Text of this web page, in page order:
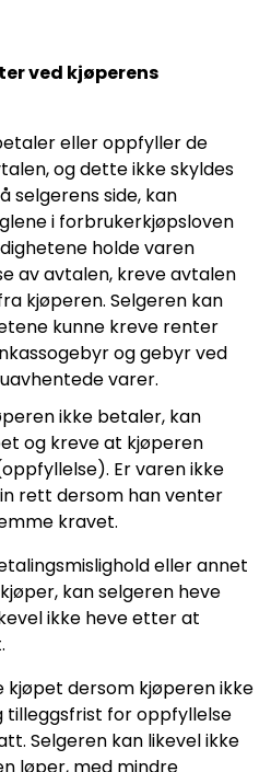
ved kjøperens
eller oppfyller de
og dette ikke skyldes
selgerens side, kan
i forbrukerkjøpsloven
holde varen
av avtalen, kreve avtalen
kjøperen. Selgeren kan
kunne kreve renter
og gebyr ved
varer.
ikke betaler, kan
og kreve at kjøperen
Er varen ikke
rett dersom han venter
kravet.
eller annet
kan selgeren heve
ikke heve etter at
kjøpet dersom kjøperen ikke
tilleggsfrist for oppfyllelse
Selgeren kan likevel ikke